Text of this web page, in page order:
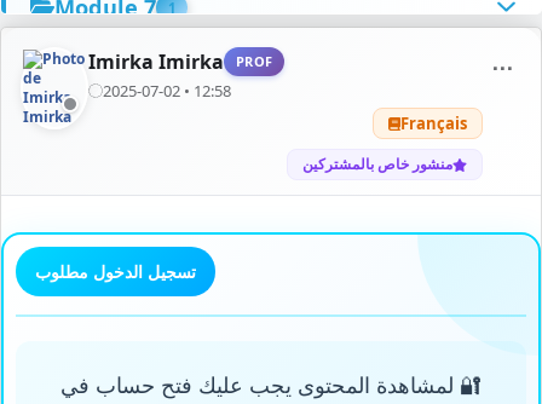
Module 7 1
Module 8 2
Module 10 0
Module 11
Module 12 2
Module 13 1
Imirka Imirka PROF
2025-07-02 • 12:58
Français
منشور خاص بالمشتركين
⋯
تسجيل الدخول مطلوب
🔐 لمشاهدة المحتوى يجب عليك فتح حساب في